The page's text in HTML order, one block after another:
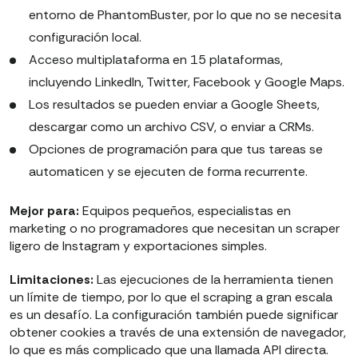
entorno de PhantomBuster, por lo que no se necesita
configuración local.
Acceso multiplataforma en 15 plataformas,
incluyendo LinkedIn, Twitter, Facebook y Google Maps.
Los resultados se pueden enviar a Google Sheets,
descargar como un archivo CSV, o enviar a CRMs.
Opciones de programación para que tus tareas se
automaticen y se ejecuten de forma recurrente.
Mejor para: Equipos pequeños, especialistas en
marketing o no programadores que necesitan un scraper
ligero de Instagram y exportaciones simples.
Limitaciones: Las ejecuciones de la herramienta tienen
un límite de tiempo, por lo que el scraping a gran escala
es un desafío. La configuración también puede significar
obtener cookies a través de una extensión de navegador,
lo que es más complicado que una llamada API directa.